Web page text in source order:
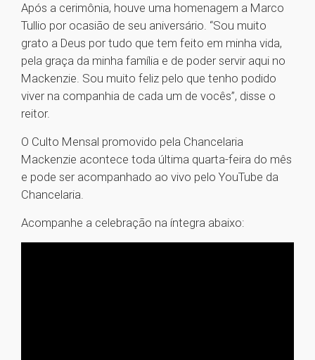
Após a cerimônia, houve uma homenagem a Marco
Tullio por ocasião de seu aniversário. “Sou muito
grato a Deus por tudo que tem feito em minha vida,
pela graça da minha família e de poder servir aqui no
Mackenzie. Sou muito feliz pelo que tenho podido
viver na companhia de cada um de vocês”, disse o
reitor.
O Culto Mensal promovido pela Chancelaria
Mackenzie acontece toda última quarta-feira do mês
e pode ser acompanhado ao vivo pelo YouTube da
Chancelaria.
Acompanhe a celebração na íntegra abaixo: